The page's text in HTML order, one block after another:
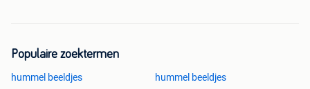
Populaire zoektermen
hummel beeldjes
hummel beeldjes